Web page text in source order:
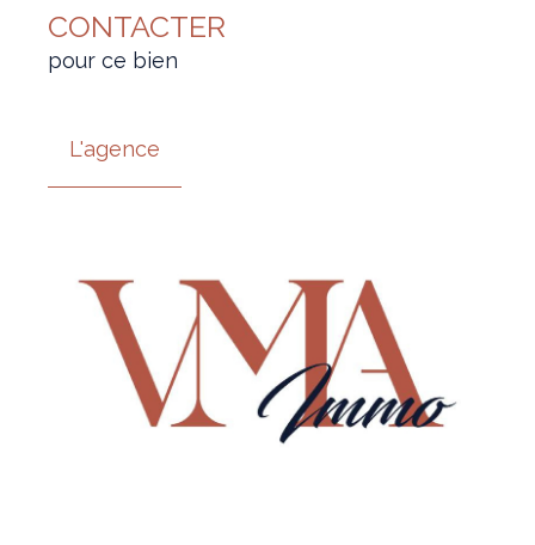
CONTACTER
pour ce bien
L'agence